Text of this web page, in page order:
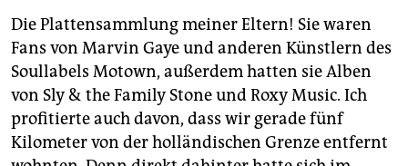
Die Plattensammlung meiner Eltern! Sie waren
Fans von Marvin Gaye und anderen Künstlern des
Soullabels Motown, außerdem hatten sie Alben
von Sly & the Family Stone und Roxy Music. Ich
profitierte auch davon, dass wir gerade fünf
Kilometer von der holländischen Grenze entfernt